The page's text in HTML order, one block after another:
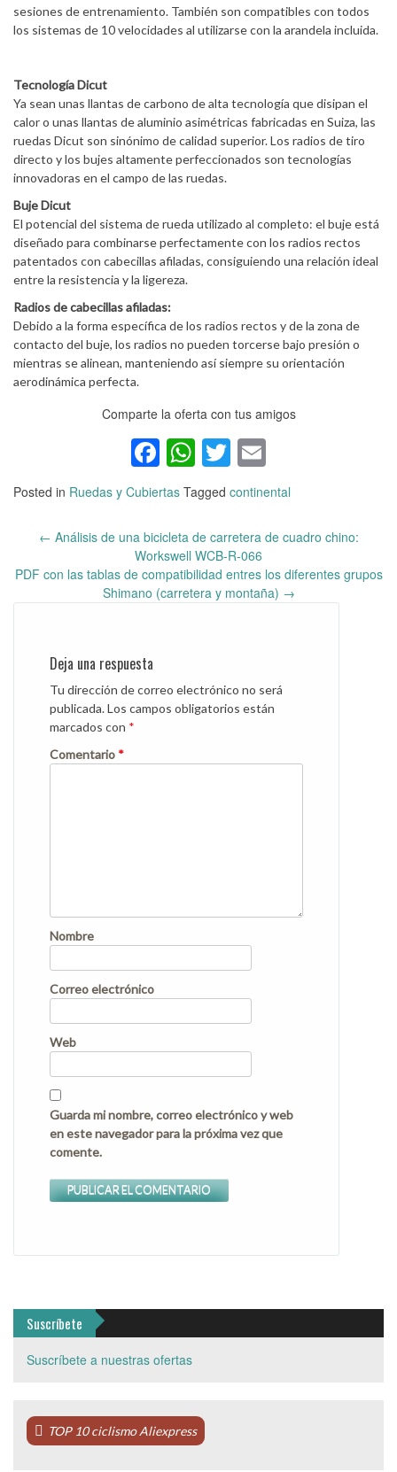
sesiones de entrenamiento. También son compatibles con todos
los sistemas de 10 velocidades al utilizarse con la arandela incluida.
Tecnología Dicut
Ya sean unas llantas de carbono de alta tecnología que disipan el
calor o unas llantas de aluminio asimétricas fabricadas en Suiza, las
ruedas Dicut son sinónimo de calidad superior. Los radios de tiro
directo y los bujes altamente perfeccionados son tecnologías
innovadoras en el campo de las ruedas.
Buje Dicut
El potencial del sistema de rueda utilizado al completo: el buje está
diseñado para combinarse perfectamente con los radios rectos
patentados con cabecillas afiladas, consiguiendo una relación ideal
entre la resistencia y la ligereza.
Radios de cabecillas afiladas:
Debido a la forma específica de los radios rectos y de la zona de
contacto del buje, los radios no pueden torcerse bajo presión o
mientras se alinean, manteniendo así siempre su orientación
aerodinámica perfecta.
Comparte la oferta con tus amigos
Facebook
WhatsApp
Twitter
Posted in Ruedas y Cubiertas Tagged continental
navigation
← Análisis de una bicicleta de carretera de cuadro chino:
Workswell WCB-R-066
PDF con las tablas de compatibilidad entres los diferentes grupos
Shimano (carretera y montaña) →
Deja una respuesta
Tu dirección de correo electrónico no será
publicada.Los campos obligatorios están
marcados con *
Comentario *
Nombre
Correo electrónico
Web
Guarda mi nombre, correo electrónico y web
en este navegador para la próxima vez que
comente.
Suscríbete
Suscríbete a nuestras ofertas
TOP 10 ciclismo Aliexpress